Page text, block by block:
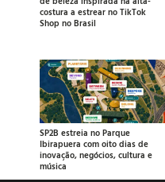
costura a estrear no TikTok
Shop no Brasil
SP2B estreia no Parque
Ibirapuera com oito dias de
inovação, negócios, cultura e
música